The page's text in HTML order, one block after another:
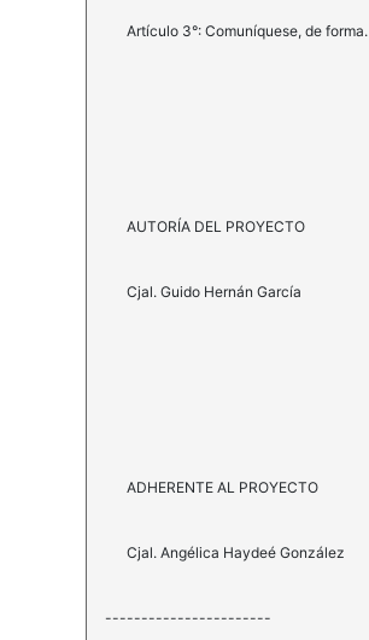
Artículo 3°: Comuníquese, de forma.
AUTORÍA DEL PROYECTO
Cjal. Guido Hernán García
ADHERENTE AL PROYECTO
Cjal. Angélica Haydeé González
-----------------------